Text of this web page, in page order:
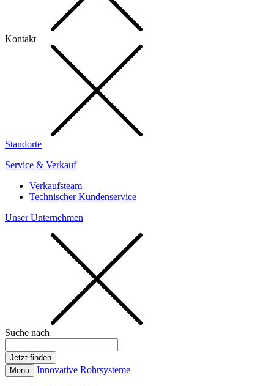
Kontakt
Standorte
Service & Verkauf
Verkaufsteam
Technischer Kundenservice
Unser Unternehmen
Suche nach
Menü Innovative Rohrsysteme